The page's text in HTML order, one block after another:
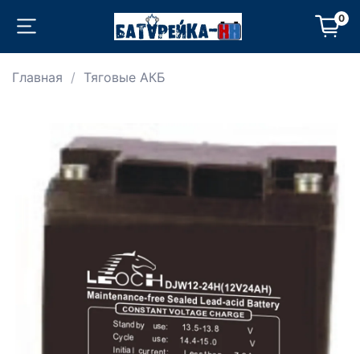
0
Главная Тяговые АКБ